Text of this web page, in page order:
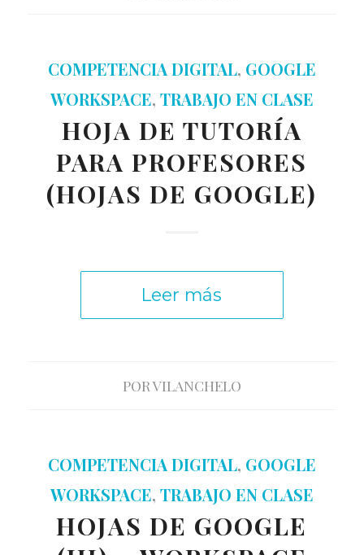
COMPETENCIA DIGITAL, GOOGLE
WORKSPACE, TRABAJO EN CLASE
HOJA DE TUTORÍA
PARA PROFESORES
(HOJAS DE GOOGLE)
Leer más
PORVILANCHELO
COMPETENCIA DIGITAL, GOOGLE
WORKSPACE, TRABAJO EN CLASE
HOJAS DE GOOGLE